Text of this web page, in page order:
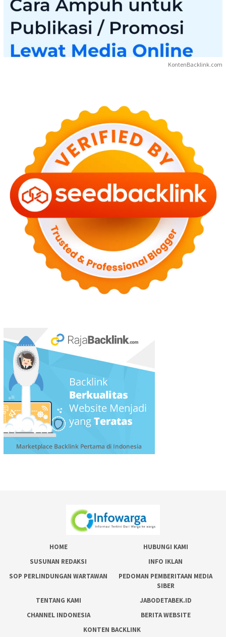
KontenBacklink.com
HOME
HUBUNGI KAMI
SUSUNAN REDAKSI
INFO IKLAN
SOP PERLINDUNGAN WARTAWAN
PEDOMAN PEMBERITAAN MEDIA
SIBER
TENTANG KAMI
JABODETABEK.ID
CHANNEL INDONESIA
BERITA WEBSITE
KONTEN BACKLINK